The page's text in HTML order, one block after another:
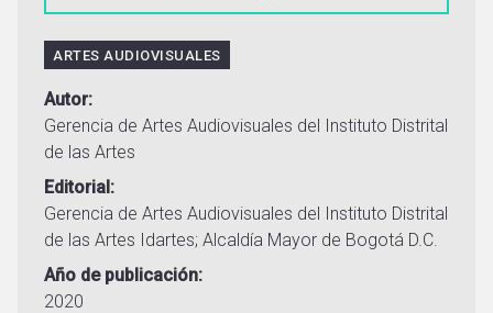
ARTES AUDIOVISUALES
Autor
Gerencia de Artes Audiovisuales del Instituto Distrital
de las Artes
Editorial
Gerencia de Artes Audiovisuales del Instituto Distrital
de las Artes Idartes; Alcaldía Mayor de Bogotá D.C.
Año de publicación
2020